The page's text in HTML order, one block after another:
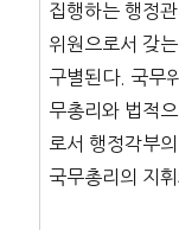
집행하는 행정
위원으로서 갖
구별된다. 국무
무총리와 법적
로서 행정각부
국무총리의 지